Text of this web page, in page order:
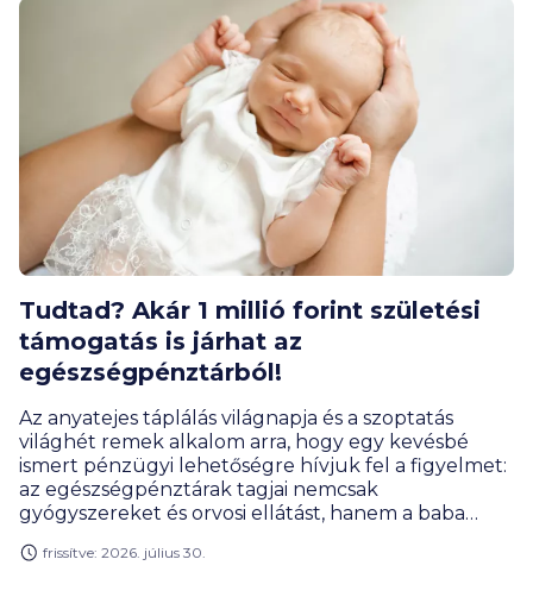
közlekedés, étkezés, különórák és számos kisebb,
de együtt már jelentős tétel is megjelenik a családi
Tudtad? Akár 1 millió forint születési
támogatás is járhat az
egészségpénztárból!
Az anyatejes táplálás világnapja és a szoptatás
világhét remek alkalom arra, hogy egy kevésbé
ismert pénzügyi lehetőségre hívjuk fel a figyelmet:
az egészségpénztárak tagjai nemcsak
gyógyszereket és orvosi ellátást, hanem a baba
az egészségpénztári számlájukról. A babaápolási
frissítve: 2026. július 30.